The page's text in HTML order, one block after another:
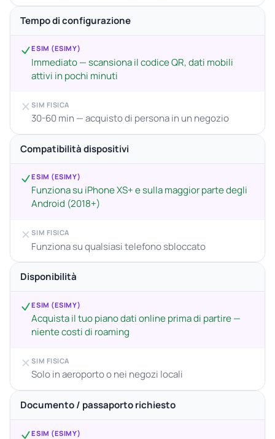
Tempo di configurazione
ESIM (ESIMY)
Immediato — scansiona il codice QR, dati mobili
attivi in pochi minuti
SIM FISICA
30-60 min — acquisto di persona in un negozio
Compatibilità dispositivi
ESIM (ESIMY)
Funziona su iPhone XS+ e sulla maggior parte degli
Android (2018+)
SIM FISICA
Funziona su qualsiasi telefono sbloccato
Disponibilità
ESIM (ESIMY)
Acquista il tuo piano dati online prima di partire —
niente costi di roaming
SIM FISICA
Solo in aeroporto o nei negozi locali
Documento / passaporto richiesto
ESIM (ESIMY)